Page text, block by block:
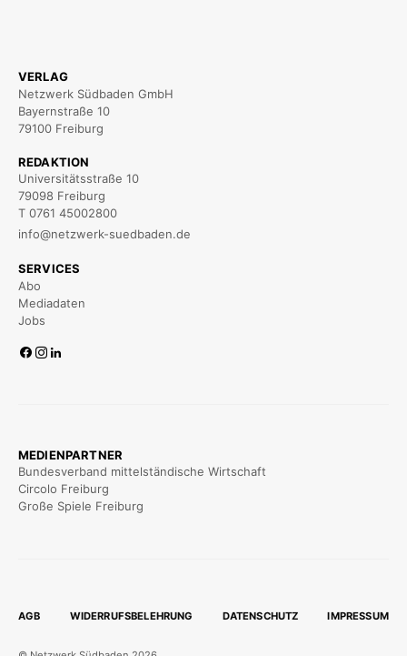
VERLAG
Netzwerk Südbaden GmbH
Bayernstraße 10
79100 Freiburg
REDAKTION
Universitätsstraße 10
79098 Freiburg
T 0761 45002800
info@netzwerk-suedbaden.de
SERVICES
Abo
Mediadaten
Jobs
MEDIENPARTNER
Bundesverband mittelständische Wirtschaft
Circolo Freiburg
Große Spiele Freiburg
AGB WIDERRUFSBELEHRUNG DATENSCHUTZ IMPRESSUM